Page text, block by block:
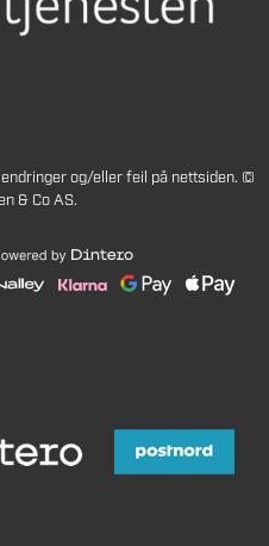
og/eller feil på nettsiden. ©
& Co AS.